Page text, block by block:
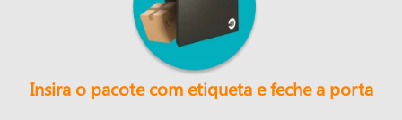
Insira o pacote com etiqueta e feche a porta